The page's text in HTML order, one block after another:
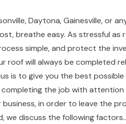
Daytona, Gainesville, or
breathe easy. As stressful as
roof will always be completed
is to give you the best
the job with
in order to leave the